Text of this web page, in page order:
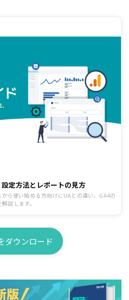
設定方法とレポートの見方
ら使い始める方向けにUAとの違い、GA4の
説します。
ダウンロード